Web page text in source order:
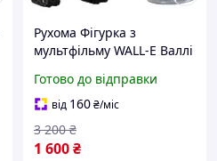
Рухома Фігурка з
мультфільму WALL-E Валлі
Колекційний набір з
аксесуарами, 10 см
Готово до відправки
від 160₴/міс
1 600₴
3 200 ₴